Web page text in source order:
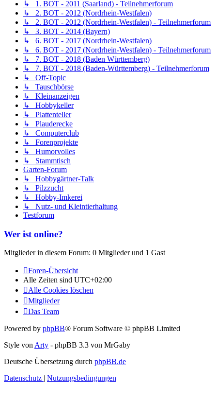
↳ 1. BOT - 2011 (Saarland) - Teilnehmerforum
↳ 2. BOT - 2012 (Nordrhein-Westfalen)
↳ 2. BOT - 2012 (Nordrhein-Westfalen) - Teilnehmerforum
↳ 3. BOT - 2014 (Bayern)
↳ 6. BOT - 2017 (Nordrhein-Westfalen)
↳ 6. BOT - 2017 (Nordrhein-Westfalen) - Teilnehmerforum
↳ 7. BOT - 2018 (Baden Württemberg)
↳ 7. BOT - 2018 (Baden-Württemberg) - Teilnehmerforum
↳ Off-Topic
↳ Tauschbörse
↳ Kleinanzeigen
↳ Hobbykeller
↳ Plattenteller
↳ Plauderecke
↳ Computerclub
↳ Forenprojekte
↳ Humorvolles
↳ Stammtisch
Garten-Forum
↳ Hobbygärtner-Talk
↳ Pilzzucht
↳ Hobby-Imkerei
↳ Nutz- und Kleintierhaltung
Testforum
Wer ist online?
Mitglieder in diesem Forum: 0 Mitglieder und 1 Gast
Foren-Übersicht
Alle Zeiten sind UTC+02:00
Alle Cookies löschen
Mitglieder
Das Team
Powered by phpBB® Forum Software © phpBB Limited
Style von Arty - phpBB 3.3 von MrGaby
Deutsche Übersetzung durch phpBB.de
Datenschutz | Nutzungsbedingungen